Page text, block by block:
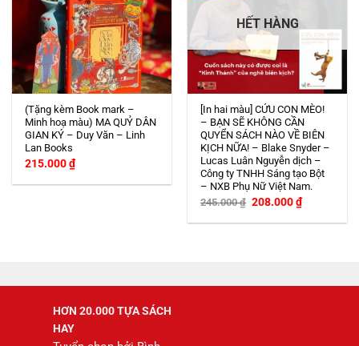
(Tặng kèm Book mark –
Minh hoạ màu) MA QUỶ DÂN
GIAN KÝ – Duy Văn – Linh
Lan Books
215.000₫
HẾT HÀNG
[In hai màu] CỨU CON MÈO!
– BẠN SẼ KHÔNG CẦN
QUYỂN SÁCH NÀO VỀ BIÊN
KỊCH NỮA! – Blake Snyder –
Lucas Luân Nguyễn dịch –
Công ty TNHH Sáng tạo Bột
– NXB Phụ Nữ Việt Nam.
245.000₫ Giá
gốc
là:
208.000₫Giá
hiện
tại
HƠN 20.000 TỰA SÁCH
HAY